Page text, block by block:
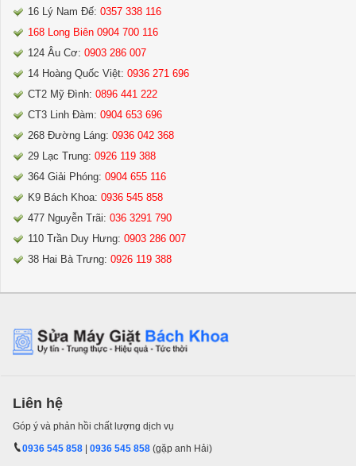
16 Lý Nam Đế: 0357 338 116
168 Long Biên 0904 700 116
124 Âu Cơ: 0903 286 007
14 Hoàng Quốc Việt: 0936 271 696
CT2 Mỹ Đình: 0896 441 222
CT3 Linh Đàm: 0904 653 696
268 Đường Láng: 0936 042 368
29 Lạc Trung: 0926 119 388
364 Giải Phóng: 0904 655 116
K9 Bách Khoa: 0936 545 858
477 Nguyễn Trãi: 036 3291 790
110 Trần Duy Hưng: 0903 286 007
38 Hai Bà Trưng: 0926 119 388
Liên hệ
Góp ý và phản hồi chất lượng dịch vụ
0936 545 858 | 0936 545 858 (gặp anh Hải)